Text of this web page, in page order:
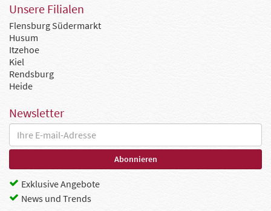
Unsere Filialen
Flensburg Südermarkt
Husum
Itzehoe
Kiel
Rendsburg
Heide
Newsletter
Exklusive Angebote
News und Trends